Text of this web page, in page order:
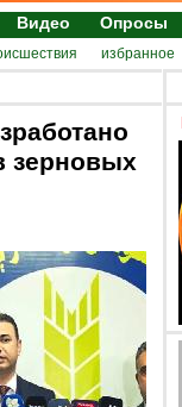
Видео Опросы
избранное
зерновых